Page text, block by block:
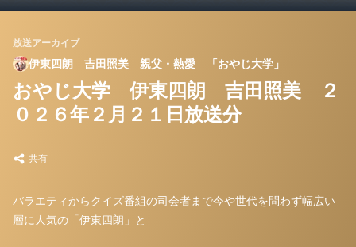
放送アーカイブ
伊東四朗 吉田照美 親父・熱愛 「おやじ大学」
おやじ大学 伊東四朗 吉田照美 ２
０２６年２月２１日放送分
共有
バラエティからクイズ番組の司会者まで今や世代を問わず幅広い
層に人気の「伊東四朗」と